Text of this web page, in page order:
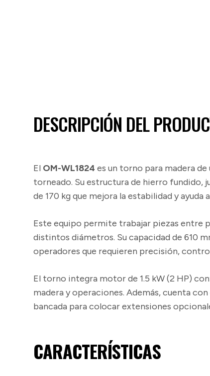
DESCRIPCIÓN DEL
El OM-WL1824 es un torno para madera
torneado. Su estructura de hierro fundido,
de 170 kg que mejora la estabilidad y
Este equipo permite trabajar piezas entre
distintos diámetros. Su capacidad de 610
operadores que requieren precisión,
El torno integra motor de 1.5 kW (2 HP)
madera y operaciones. Además, cuenta
bancada para colocar extensiones
CARACTERÍSTICAS